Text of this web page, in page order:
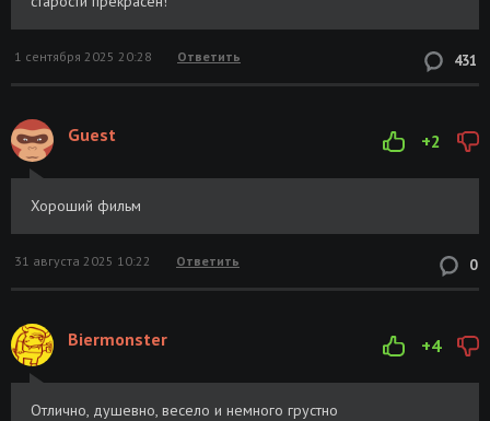
431
1 сентября 2025 20:28 Ответить
+2
Guest
Хороший фильм
0
31 августа 2025 10:22 Ответить
+4
Biermonster
Отлично, душевно, весело и немного грустно